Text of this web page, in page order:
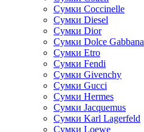
Сумки Coccinelle
Сумки Diesel
Сумки Dior
Сумки Dolce Gabbana
Сумки Etro
Сумки Fendi
Сумки Givenchy
Сумки Gucci
Сумки Hermes
Сумки Jacquemus
Сумки Karl Lagerfeld
Сумки Loewe